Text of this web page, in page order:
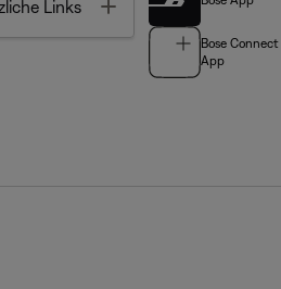
Links Toggle
Bose Connect
App